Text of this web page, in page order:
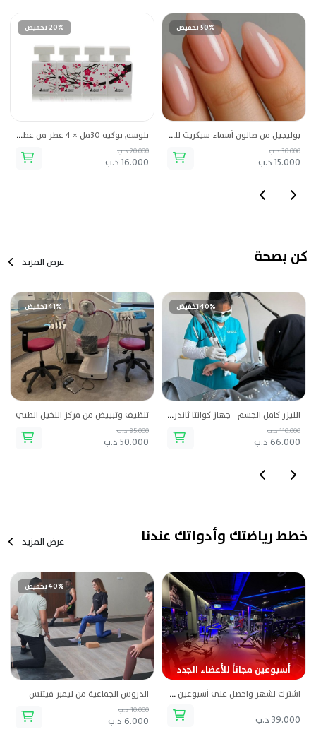
50% تخفيض
بوليجيل من صالون أسماء سيكريت للتجميل
30.000 د.ب
15.000 د.ب
20% تخفيض
بلوسم بوكيه 30مل × 4 عطر من عطورات أصغر علي
20.000 د.ب
16.000 د.ب
كن بصحة عرض المزيد
40% تخفيض
الليزر كامل الجسم - جهاز كوانتا ثاندر الإيطالي (جلستين أو 2 شخص) من مركز النخيل الطبي
110.000 د.ب
66.000 د.ب
41% تخفيض
تنظيف وتبييض من مركز النخيل الطبي
85.000 د.ب
50.000 د.ب
خطط رياضتك وأدواتك عندنا عرض المزيد
أسبوعين مجاناً للأعضاء الجدد
اشترك لشهر واحصل على أسبوعين مجاناً - جاكل فتنس
39.000 د.ب
40% تخفيض
الدروس الجماعية من ليمبر فيتنس
10.000 د.ب
6.000 د.ب